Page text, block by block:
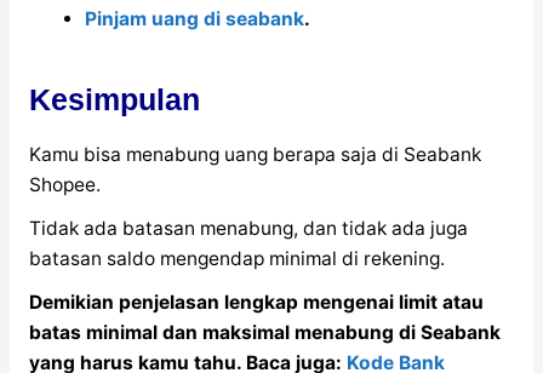
Pinjam uang di seabank.
Kesimpulan
Kamu bisa menabung uang berapa saja di Seabank
Shopee.
Tidak ada batasan menabung, dan tidak ada juga
batasan saldo mengendap minimal di rekening.
Demikian penjelasan lengkap mengenai limit atau
batas minimal dan maksimal menabung di Seabank
yang harus kamu tahu. Baca juga: Kode Bank